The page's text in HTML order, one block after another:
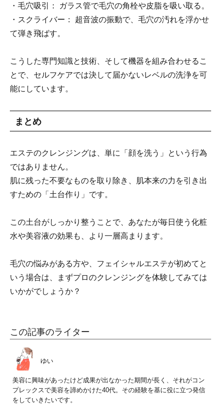
・毛穴吸引： ガラス管で毛穴の角栓や皮脂を吸い取る。
・スクライバー： 超音波の振動で、毛穴の汚れを浮かせ
て弾き飛ばす。
こうした専門知識と技術、そして機器を組み合わせるこ
とで、セルフケアでは決して届かないレベルの洗浄を可
能にしています。
まとめ
エステのクレンジングは、単に「顔を洗う」という行為
ではありません。
肌に残った不要なものを取り除き、肌本来の力を引き出
すための「土台作り」です。
この土台がしっかり整うことで、あなたが毎日使う化粧
水や美容液の効果も、より一層高まります。
毛穴の悩みがある方や、フェイシャルエステが初めてと
いう場合は、まずプロのクレンジングを体験してみては
いかがでしょうか？
この記事のライター
ゆい
美容に興味があったけど成果が出なかった期間が長く、それがコン
プレックスで美容を諦めかけた40代。その経験を基に役に立つ発信
をしていきたいです。